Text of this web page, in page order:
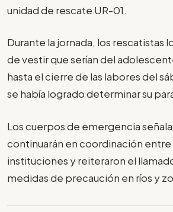
unidad de rescate UR-01.
Durante la jornada, los rescatistas
de vestir que serían del
hasta el cierre de las labores del
se había logrado determinar su
Los cuerpos de emergencia
continuarán en coordinación entre
instituciones y reiteraron el
medidas de precaución en ríos y